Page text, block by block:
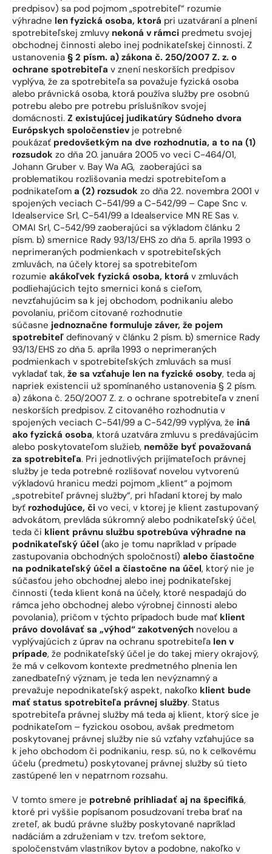
predpisov) sa pod pojmom „spotrebiteľ“ rozumie
výhradne len fyzická osoba, ktorá pri uzatváraní a plnení
spotrebiteľskej zmluvy nekoná v rámci predmetu svojej
obchodnej činnosti alebo inej podnikateľskej činnosti. Z
ustanovenia § 2 písm. a) zákona č. 250/2007 Z. z. o
ochrane spotrebiteľa v znení neskorších predpisov
vyplýva, že za spotrebiteľa sa považuje fyzická osoba
alebo právnická osoba, ktorá používa služby pre osobnú
potrebu alebo pre potrebu príslušníkov svojej
domácnosti. Z existujúcej judikatúry Súdneho dvora
Európskych spoločenstiev je potrebné
poukázať predovšetkým na dve rozhodnutia, a to na (1)
rozsudok zo dňa 20. januára 2005 vo veci C-464/01,
Johann Gruber v. Bay Wa AG, zaoberajúci sa
problematikou rozlišovania medzi spotrebiteľom a
podnikateľom a (2) rozsudok zo dňa 22. novembra 2001 v
spojených veciach C-541/99 a C-542/99 – Cape Snc v.
Idealservice Srl, C-541/99 a Idealservice MN RE Sas v.
OMAI Srl, C-542/99 zaoberajúci sa výkladom článku 2
písm. b) smernice Rady 93/13/EHS zo dňa 5. apríla 1993 o
neprimeraných podmienkach v spotrebiteľských
zmluvách, na účely ktorej sa spotrebiteľom
rozumie akákoľvek fyzická osoba, ktorá v zmluvách
podliehajúcich tejto smernici koná s cieľom,
nevzťahujúcim sa k jej obchodom, podnikaniu alebo
povolaniu, pričom citované rozhodnutie
súčasne jednoznačne formuluje záver, že pojem
spotrebiteľ definovaný v článku 2 písm. b) smernice Rady
93/13/EHS zo dňa 5. apríla 1993 o neprimeraných
podmienkach v spotrebiteľských zmluvách sa musí
vykladať tak, že sa vzťahuje len na fyzické osoby, teda aj
napriek existencii už spomínaného ustanovenia § 2 písm.
a) zákona č. 250/2007 Z. z. o ochrane spotrebiteľa v znení
neskorších predpisov. Z citovaného rozhodnutia v
spojených veciach C-541/99 a C-542/99 vyplýva, že iná
ako fyzická osoba, ktorá uzatvára zmluvu s predávajúcim
alebo poskytovateľom služieb, nemôže byť považovaná
za spotrebiteľa. Pri jednotlivých prijímateľoch právnej
služby je teda potrebné rozlišovať novelou vytvorenú
výkladovú hranicu medzi pojmom „klient“ a pojmom
„spotrebiteľ právnej služby“, pri hľadaní ktorej by malo
byť rozhodujúce, či vo veci, v ktorej je klient zastupovaný
advokátom, prevláda súkromný alebo podnikateľský účel,
teda či klient právnu službu spotrebúva výhradne na
podnikateľský účel (ako je tomu napríklad v prípade
zastupovania obchodných spoločností) alebo čiastočne
na podnikateľský účel a čiastočne na účel, ktorý nie je
súčasťou jeho obchodnej alebo inej podnikateľskej
činnosti (teda klient koná na účely, ktoré nespadajú do
rámca jeho obchodnej alebo výrobnej činnosti alebo
povolania), pričom v týchto prípadoch bude mať klient
právo dovolávať sa „výhod“ zakotvených novelou a
vyplývajúcich z úprav na ochranu spotrebiteľa len v
prípade, že podnikateľský účel je do takej miery okrajový,
že má v celkovom kontexte predmetného plnenia len
zanedbateľný význam, je teda len nevýznamný a
prevažuje nepodnikateľský aspekt, nakoľko klient bude
mať status spotrebiteľa právnej služby. Status
spotrebiteľa právnej služby má teda aj klient, ktorý síce je
podnikateľom – fyzickou osobou, avšak predmetom
poskytovanej právnej služby nie sú vzťahy vzťahujúce sa
k jeho obchodom či podnikaniu, resp. sú, no k celkovému
účelu (predmetu) poskytovanej právnej služby sú tieto
zastúpené len v nepatrnom rozsahu.
V tomto smere je potrebné prihliadať aj na špecifiká,
ktoré pri vyššie popísanom posudzovaní treba brať na
zreteľ, ak budú právne služby poskytované napríklad
nadáciám a združeniam v tzv. treťom sektore,
spoločenstvám vlastníkov bytov a podobne, nakoľko v